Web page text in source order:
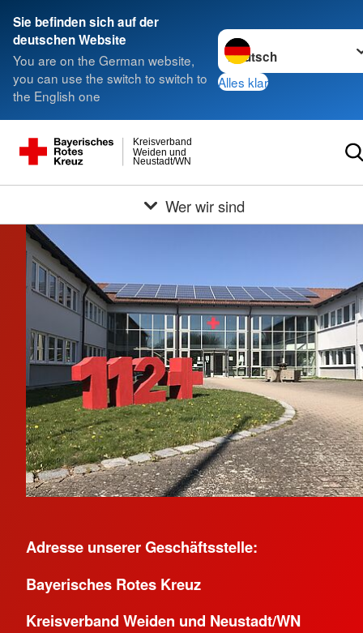
Sie befinden sich auf der
deutschen Website
You are on the German website,
you can use the switch to switch to
the English one
Sprache wechseln zu
Alles klar
Neustadt/WN
Weiden und
Kreisverband
Wer wir sind
Adresse unserer Geschäftsstelle:
Bayerisches Rotes Kreuz
Kreisverband Weiden und Neustadt/WN